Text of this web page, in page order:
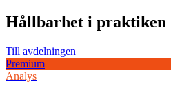
Hållbarhet i praktiken
Till avdelningen
Premium
Analys